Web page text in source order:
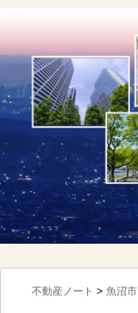
不動産ノート > 魚沼市